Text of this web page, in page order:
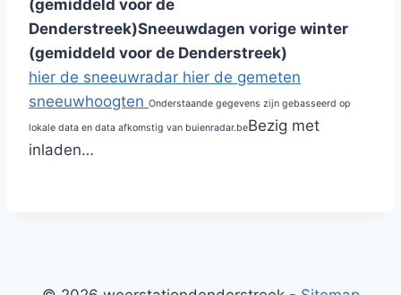
(gemiddeld voor de
Denderstreek)Sneeuwdagen vorige winter
(gemiddeld voor de Denderstreek)
hier de sneeuwradar hier de gemeten
sneeuwhoogten Onderstaande gegevens zijn gebasseerd op
lokale data en data afkomstig van buienradar.beBezig met
inladen…